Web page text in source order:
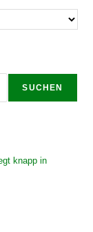
SUCHEN
knapp in